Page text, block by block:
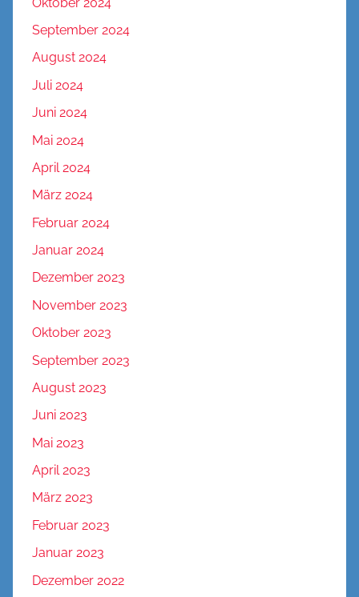
September 2024
August 2024
Juli 2024
Juni 2024
Mai 2024
April 2024
März 2024
Februar 2024
Januar 2024
Dezember 2023
November 2023
Oktober 2023
September 2023
August 2023
Juni 2023
Mai 2023
April 2023
März 2023
Februar 2023
Januar 2023
Dezember 2022